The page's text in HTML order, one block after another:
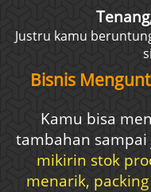
Justru kamu
Bisnis
Kamu bisa
tambahan
mikirin stok
menarik,